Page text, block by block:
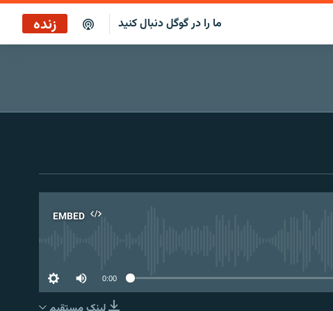
ما را در گوگل دنبال کنید زنده
EMBED
0:00